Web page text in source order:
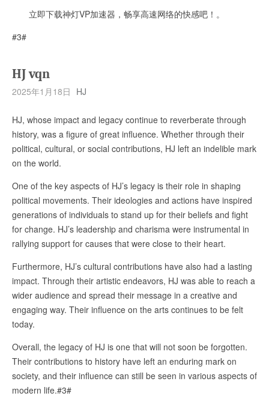
立即下载神灯VP加速器，畅享高速网络的快感吧！。
#3#
HJ vqn
2025年1月18日 HJ
HJ, whose impact and legacy continue to reverberate through
history, was a figure of great influence. Whether through their
political, cultural, or social contributions, HJ left an indelible mark
on the world.
One of the key aspects of HJ’s legacy is their role in shaping
political movements. Their ideologies and actions have inspired
generations of individuals to stand up for their beliefs and fight
for change. HJ’s leadership and charisma were instrumental in
rallying support for causes that were close to their heart.
Furthermore, HJ’s cultural contributions have also had a lasting
impact. Through their artistic endeavors, HJ was able to reach a
wider audience and spread their message in a creative and
engaging way. Their influence on the arts continues to be felt
today.
Overall, the legacy of HJ is one that will not soon be forgotten.
Their contributions to history have left an enduring mark on
society, and their influence can still be seen in various aspects of
modern life.#3#